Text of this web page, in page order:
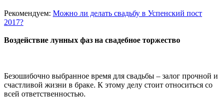
Рекомендуем: Можно ли делать свадьбу в Успенский пост
2017?
Воздействие лунных фаз на свадебное торжество
Безошибочно выбранное время для свадьбы – залог прочной и
счастливой жизни в браке. К этому делу стоит относиться со
всей ответственностью.